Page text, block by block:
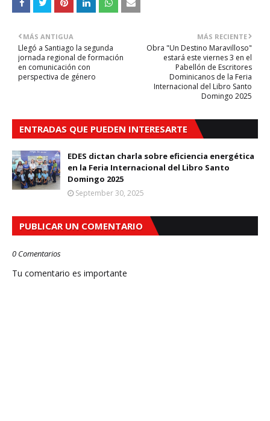
MÁS RECIENTE
Obra "Un Destino Maravilloso"
estará este viernes 3 en el
Pabellón de Escritores
Dominicanos de la Feria
Internacional del Libro Santo
Domingo 2025
MÁS ANTIGUA
Llegó a Santiago la segunda
jornada regional de formación
en comunicación con
perspectiva de género
ENTRADAS QUE PUEDEN INTERESARTE
EDES dictan charla sobre eficiencia energética
en la Feria Internacional del Libro Santo
Domingo 2025
September 30, 2025
PUBLICAR UN COMENTARIO
0 Comentarios
Tu comentario es importante